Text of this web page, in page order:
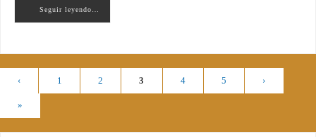
Seguir leyendo…
‹ 1 2 3 4 5 ›
»